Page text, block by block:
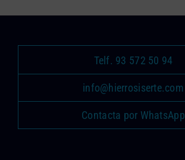
Telf. 93 572 50 94
info@hierrosiserte.com
Contacta por WhatsApp